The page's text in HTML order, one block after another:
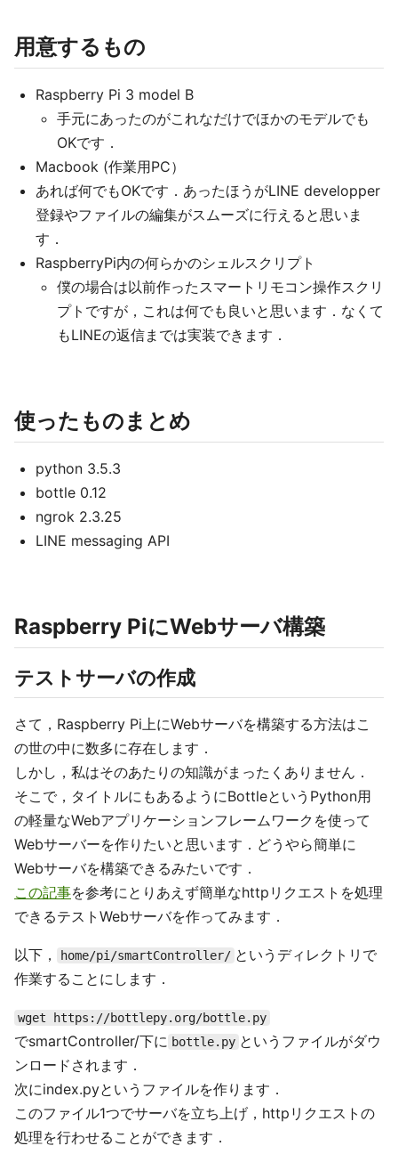
用意するもの
Raspberry Pi 3 model B
手元にあったのがこれなだけでほかのモデルでも
OKです．
Macbook (作業用PC）
あれば何でもOKです．あったほうがLINE developper
登録やファイルの編集がスムーズに行えると思いま
す．
RaspberryPi内の何らかのシェルスクリプト
僕の場合は以前作ったスマートリモコン操作スクリ
プトですが，これは何でも良いと思います．なくて
もLINEの返信までは実装できます．
使ったものまとめ
python 3.5.3
bottle 0.12
ngrok 2.3.25
LINE messaging API
Raspberry PiにWebサーバ構築
テストサーバの作成
さて，Raspberry Pi上にWebサーバを構築する方法はこ
の世の中に数多に存在します．
しかし，私はそのあたりの知識がまったくありません．
そこで，タイトルにもあるようにBottleというPython用
の軽量なWebアプリケーションフレームワークを使って
Webサーバーを作りたいと思います．どうやら簡単に
Webサーバを構築できるみたいです．
この記事を参考にとりあえず簡単なhttpリクエストを処理
できるテストWebサーバを作ってみます．
以下， home/pi/smartController/ というディレクトリで
作業することにします．
wget https://bottlepy.org/bottle.py
でsmartController/下に bottle.py というファイルがダウ
ンロードされます．
次にindex.pyというファイルを作ります．
このファイル1つでサーバを立ち上げ，httpリクエストの
処理を行わせることができます．